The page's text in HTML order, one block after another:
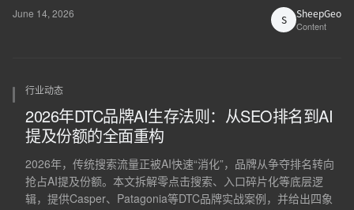
June 14, 2026 S SheepGeo
Content
行业动态
2026年DTC品牌AI生存法则：从SEO排名到AI
提及份额的全面重构
2026年，传统搜索流量正被AI快速“消化”，品牌从争夺排名转向
抢占AI提及份额。本文拆解零点击搜索、入口碎片化等底层逻
辑，提供Casper、Patagonia等DTC品牌实战案例，并给出四象